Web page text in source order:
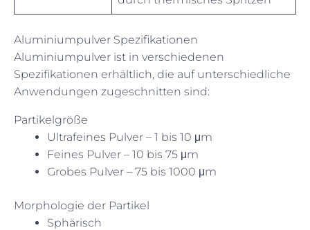
Aluminiumpulver Spezifikationen
Aluminiumpulver ist in verschiedenen
Spezifikationen erhältlich, die auf unterschiedliche
Anwendungen zugeschnitten sind:
Partikelgröße
Ultrafeines Pulver – 1 bis 10 μm
Feines Pulver – 10 bis 75 μm
Grobes Pulver – 75 bis 1000 μm
Morphologie der Partikel
Sphärisch